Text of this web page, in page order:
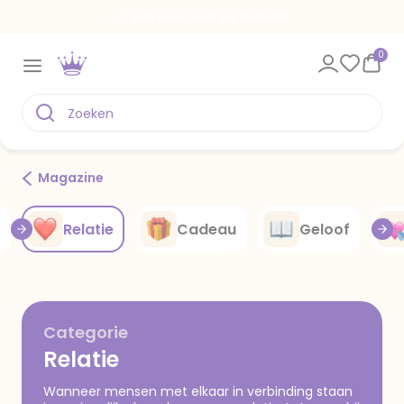
0
Magazine
Relatie Cadeau Geloof
Categorie
Relatie
Wanneer mensen met elkaar in verbinding staan